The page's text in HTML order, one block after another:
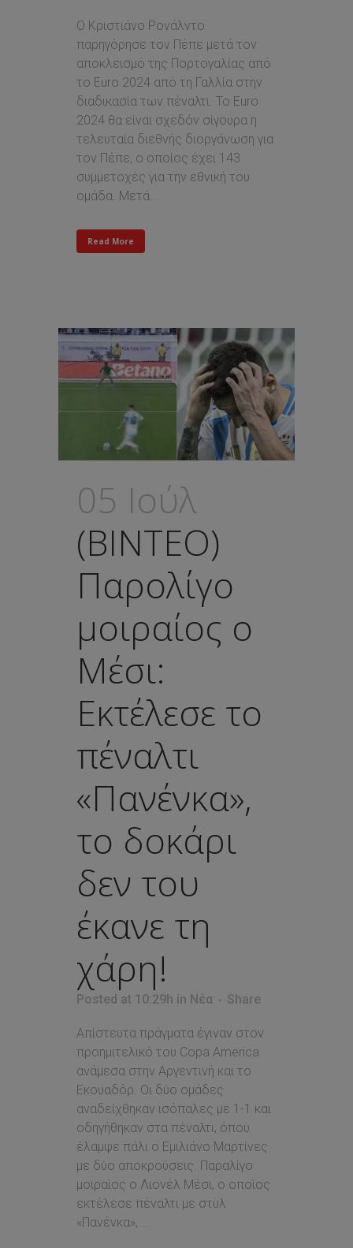
Ο Κριστιάνο Ρονάλντο
παρηγόρησε τον Πέπε μετά τον
αποκλεισμό της Πορτογαλίας από
το Euro 2024 από τη Γαλλία στην
διαδικασία των πέναλτι. Το Euro
2024 θα είναι σχεδόν σίγουρα η
τελευταία διεθνής διοργάνωση για
τον Πέπε, ο οποίος έχει 143
συμμετοχές για την εθνική του
ομάδα. Μετά...
Read More
05 Ιούλ
(ΒΙΝΤΕΟ)
Παρολίγο
μοιραίος ο
Μέσι:
Eκτέλεσε το
πέναλτι
«Πανένκα»,
το δοκάρι
δεν του
έκανε τη
χάρη!
Posted at 10:29h in Νέα Share
Απίστευτα πράγματα έγιναν στον
προημιτελικό του Copa America
ανάμεσα στην Αργεντινή και το
Εκουαδόρ. Οι δύο ομάδες
αναδείχθηκαν ισόπαλες με 1-1 και
οδηγήθηκαν στα πέναλτι, όπου
έλαμψε πάλι ο Εμιλιάνο Μαρτίνες
με δύο αποκρούσεις. Παραλίγο
μοιραίος ο Λιονέλ Μέσι, ο οποίος
εκτέλεσε πέναλτι με στυλ
«Πανένκα»,...